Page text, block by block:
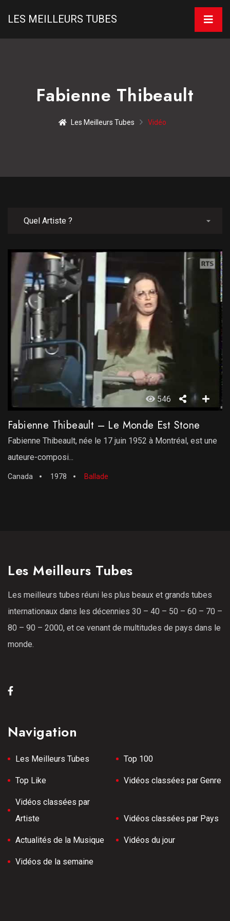
LES MEILLEURS TUBES
Fabienne Thibeault
Les Meilleurs Tubes Vidéo
546
Fabienne Thibeault – Le Monde Est Stone
Fabienne Thibeault, née le 17 juin 1952 à Montréal, est une
auteure-composi...
Canada 1978 Ballade
Les Meilleurs Tubes
Les meilleurs tubes réuni les plus beaux et grands tubes
internationaux dans les décennies 30 – 40 – 50 – 60 – 70 –
80 – 90 – 2000, et ce venant de multitudes de pays dans le
monde.
Navigation
Les Meilleurs Tubes Top 100
Top Like Vidéos classées par Genre
Vidéos classées par
Artiste
Vidéos classées par Pays
Actualités de la Musique Vidéos du jour
Vidéos de la semaine